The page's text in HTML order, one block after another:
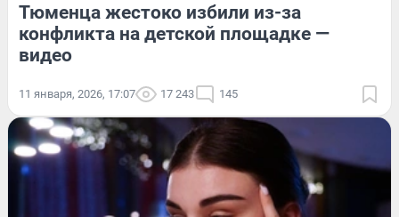
Тюменца жестоко избили из-за
конфликта на детской площадке —
видео
11 января, 2026, 17:07 17 243 145